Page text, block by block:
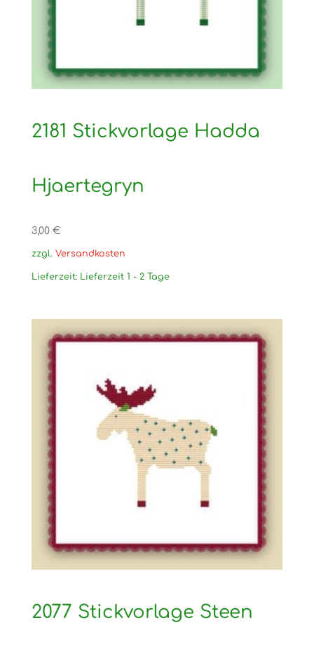
2181 Stickvorlage Hadda
Hjaertegryn
3,00 €
zzgl. Versandkosten
Lieferzeit: Lieferzeit 1 - 2 Tage
2077 Stickvorlage Steen